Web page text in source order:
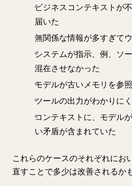
ビジネスコンテキストが
届いた
無関係な情報が多すぎて
システムが指示、例、ソ
混在させなかった
モデルが古いメモリを参
ツールの出力がわかりに
コンテキストに、モデル
い矛盾が含まれていた
これらのケースのそれぞれにお
直すことで多少は改善されるか